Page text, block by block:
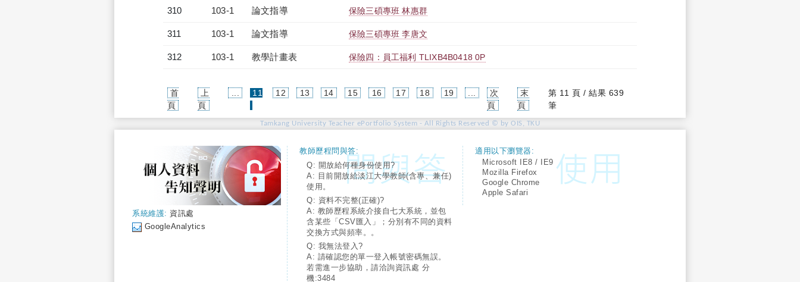
310 103-1 論文指導 保險三碩專班 林惠群
311 103-1 論文指導 保險三碩專班 李唐文
312 103-1 教學計畫表 保險四：員工福利 TLIXB4B0418 0P
首
頁
上
頁
11
12 13 14 15 16 17 18 19
次
頁
末
頁
第 11 頁 / 結果 639
筆
Tamkang University Teacher ePortfolio System - All Rights Reserved © by OIS, TKU
系統維護: 資訊處
GoogleAnalytics
教師歷程問與答:
Q: 開放給何種身份使用?
A: 目前開放給淡江大學教師(含專、兼任)
使用。
Q: 資料不完整(正確)?
A: 教師歷程系統介接自七大系統，並包
含某些「CSV匯入」；分別有不同的資料
交換方式與頻率。。
Q: 我無法登入?
A: 請確認您的單一登入帳號密碼無誤。
若需進一步協助，請洽詢資訊處 分
機:3484
適用以下瀏覽器:
Microsoft IE8 / IE9
Mozilla Firefox
Google Chrome
Apple Safari